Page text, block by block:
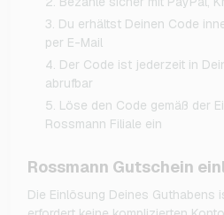
Du erhältst Deinen Code
per E-Mail
Der Code ist jederzeit in
abrufbar
Löse den Code gemäß der
Rossmann Filiale ein
Rossmann Gutschein
Die Einlösung Deines Guthabens